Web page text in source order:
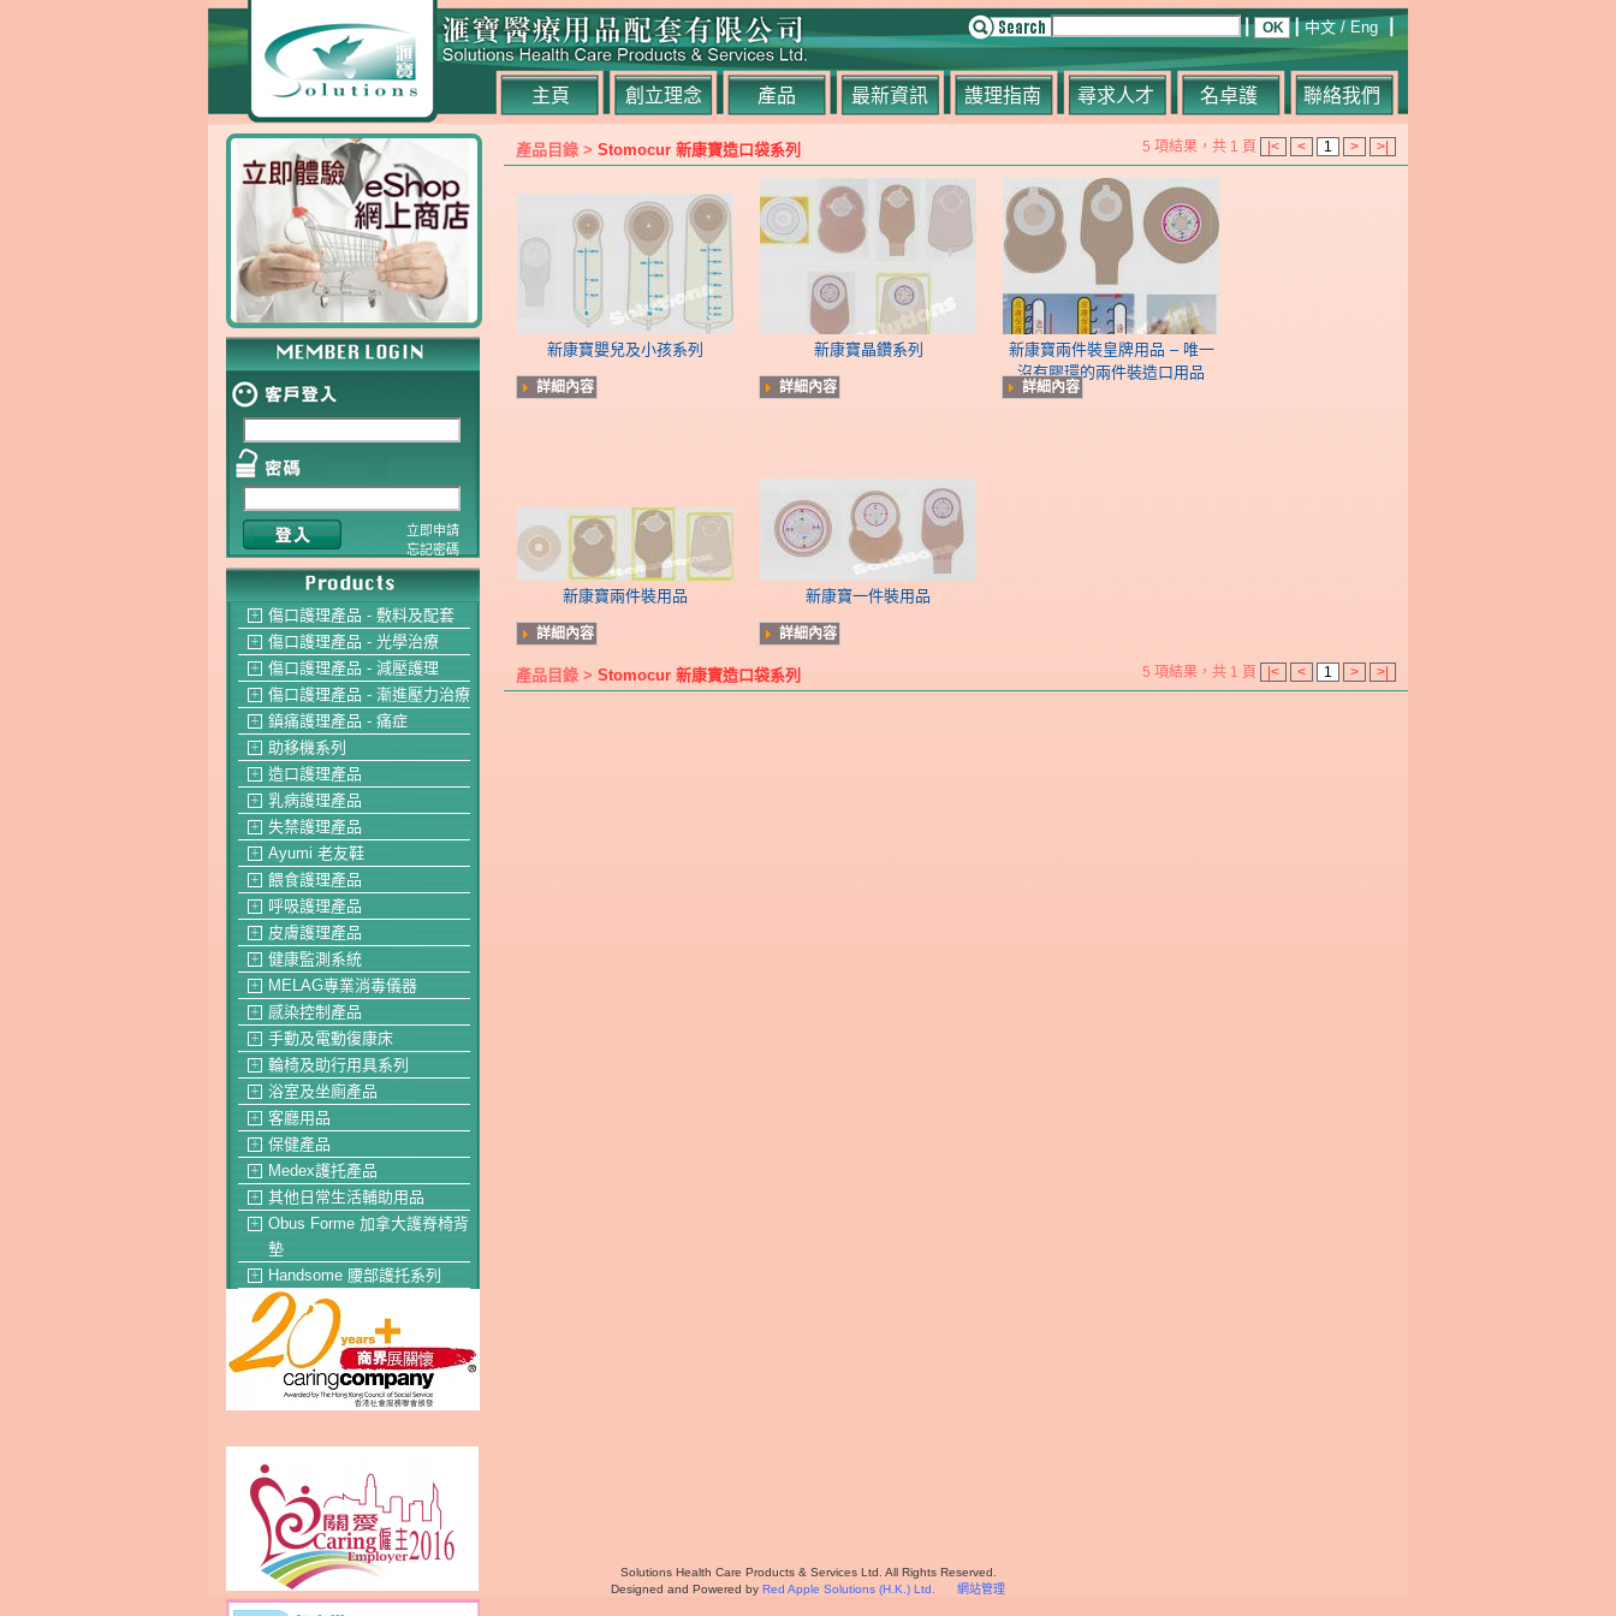
主頁 創立理念 產品 最新資訊 謢理指南 尋求人才 名卓護 聯絡我們
中文 /Eng
立即申請
忘記密碼
＋ 傷口護理產品 - 敷料及配套
＋ 傷口護理產品 - 光學治療
＋ 傷口護理產品 - 減壓護理
＋ 傷口護理產品 - 漸進壓力治療
＋ 鎮痛護理產品 - 痛症
＋ 助移機系列
＋ 造口護理產品
＋ 乳病護理產品
＋ 失禁護理產品
＋ Ayumi 老友鞋
＋ 餵食護理產品
＋ 呼吸護理產品
＋ 皮膚護理產品
＋ 健康監測系統
＋ MELAG專業消毒儀器
＋ 感染控制產品
＋ 手動及電動復康床
＋ 輪椅及助行用具系列
＋ 浴室及坐廁產品
＋ 客廳用品
＋ 保健產品
＋ Medex護托產品
＋ 其他日常生活輔助用品
＋
Obus Forme 加拿大護脊椅背
墊
＋ Handsome 腰部護托系列
5 項結果，共 1 頁 |< < 1 > >|
產品目錄 > Stomocur 新康寶造口袋系列
新康寶嬰兒及小孩系列
詳細內容
新康寶晶鑽系列
詳細內容
新康寶兩件裝皇牌用品 – 唯一
沒有膠環的兩件裝造口用品
詳細內容
新康寶兩件裝用品
詳細內容
新康寶一件裝用品
詳細內容
5 項結果，共 1 頁 |< < 1 > >|
產品目錄 > Stomocur 新康寶造口袋系列
Solutions Health Care Products & Services Ltd. All Rights Reserved.
Designed and Powered by Red Apple Solutions (H.K.) Ltd. 網站管理